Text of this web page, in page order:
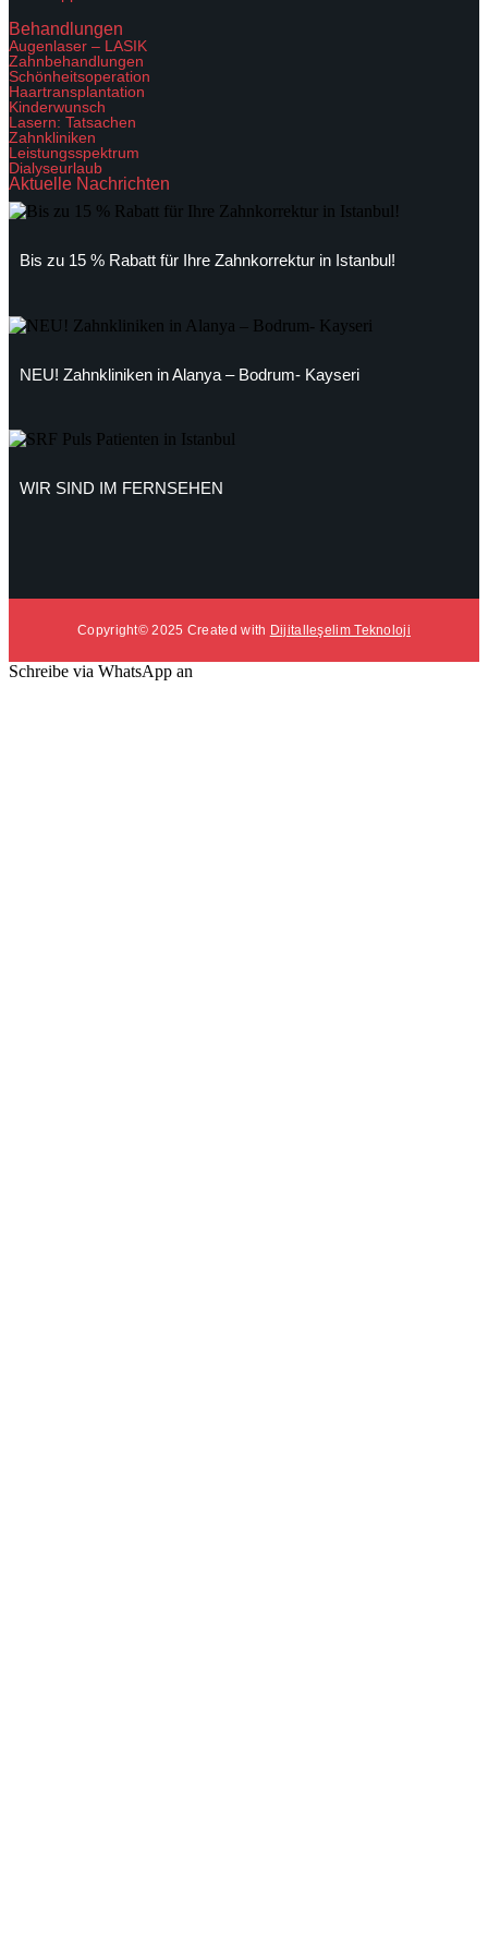
Behandlungen
Augenlaser – LASIK
Zahnbehandlungen
Schönheitsoperation
Haartransplantation
Kinderwunsch
Lasern: Tatsachen
Zahnkliniken
Leistungsspektrum
Dialyseurlaub
Aktuelle Nachrichten
Bis zu 15 % Rabatt für Ihre Zahnkorrektur in Istanbul!
NEU! Zahnkliniken in Alanya – Bodrum- Kayseri
WIR SIND IM FERNSEHEN
Copyright© 2025 Created with Dijitalleşelim Teknoloji
Schreibe via WhatsApp an